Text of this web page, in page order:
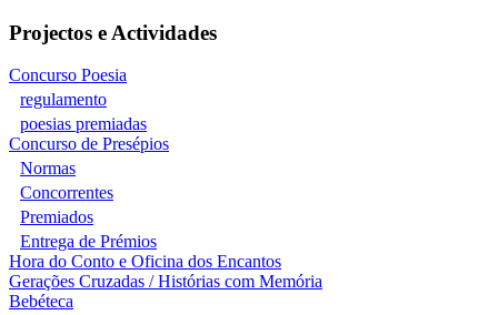
Projectos e Actividades
Concurso Poesia
regulamento
poesias premiadas
Concurso de Presépios
Normas
Concorrentes
Premiados
Entrega de Prémios
Hora do Conto e Oficina dos Encantos
Gerações Cruzadas / Histórias com Memória
Bebéteca